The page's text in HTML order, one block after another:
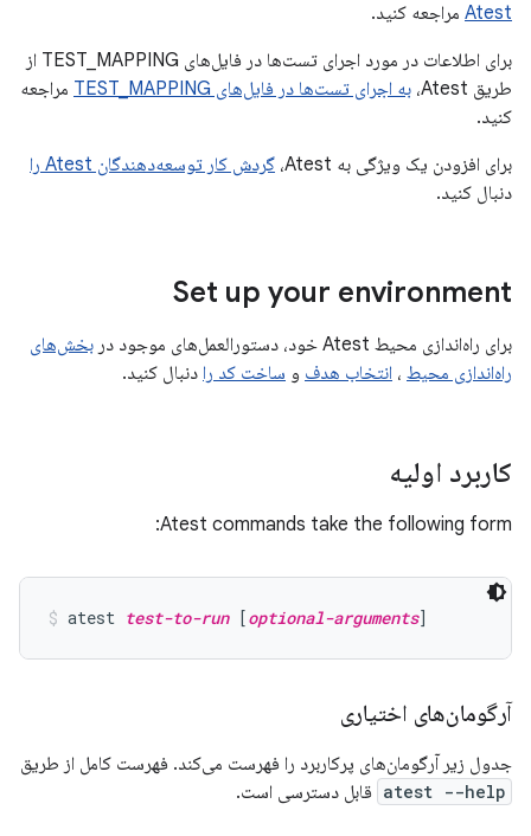
Atest مراجعه کنید.
برای اطلاعات در مورد اجرای تست‌ها در فایل‌های TEST_MAPPING از
طریق Atest،
به اجرای تست‌ها در فایل‌های TEST_MAPPING
مراجعه
کنید.
برای افزودن یک ویژگی به Atest،
گردش کار توسعه‌دهندگان Atest را
دنبال کنید.
Set up your environment
برای راه‌اندازی محیط Atest خود، دستورالعمل‌های موجود در
بخش‌های
راه‌اندازی محیط ، انتخاب هدف و ساخت کد را دنبال کنید.
کاربرد اولیه
Atest commands take the following form:
atest test-to-run [optional-arguments]
آرگومان‌های اختیاری
جدول زیر آرگومان‌های پرکاربرد را فهرست می‌کند. فهرست کامل از طریق
atest --help قابل دسترسی است.